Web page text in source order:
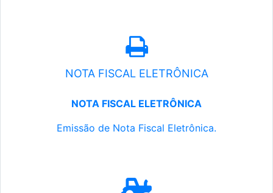
NOTA FISCAL ELETRÔNICA
NOTA FISCAL ELETRÔNICA
Emissão de Nota Fiscal Eletrônica.